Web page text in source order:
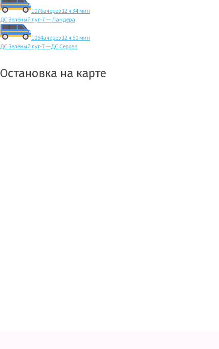
1076ачерез 12 ч 34 мин
ДС Зелёный луг-7 — Ландера
1064ачерез 12 ч 50 мин
ДС Зелёный луг-7 —ДС Серова
Остановка на карте